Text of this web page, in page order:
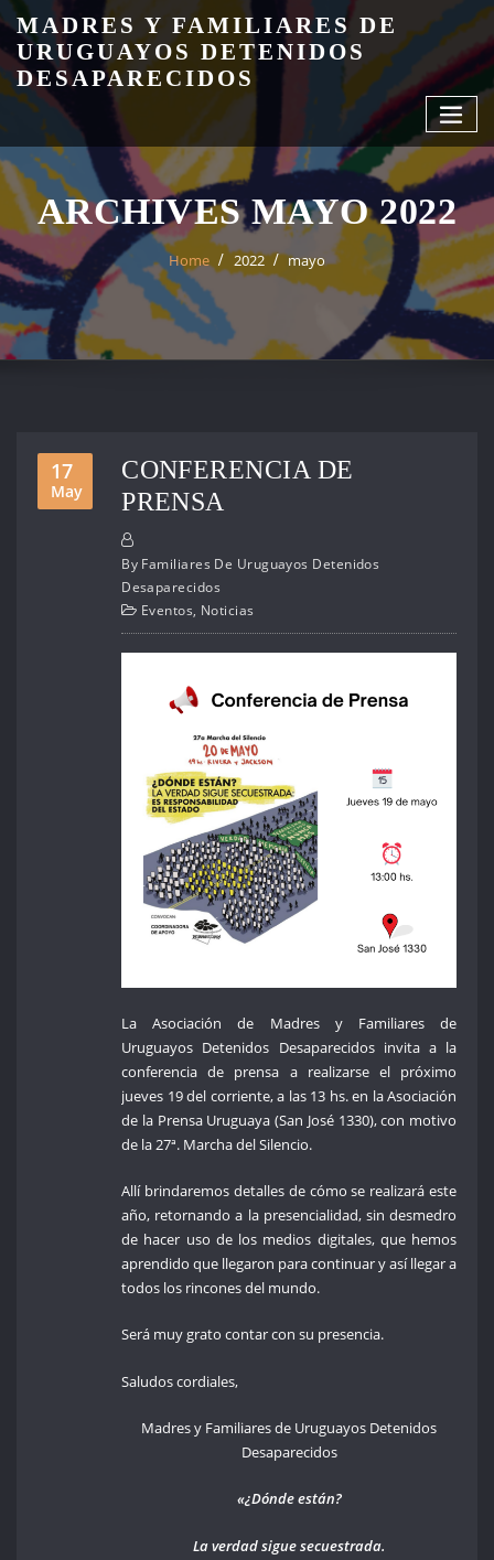
Skip
content
MADRES Y FAMILIARES DE
URUGUAYOS DETENIDOS
DESAPARECIDOS
ARCHIVES MAYO 2022
Home 2022 mayo
17
May
CONFERENCIA DE
PRENSA
By Familiares De Uruguayos Detenidos
Desaparecidos
Eventos, Noticias
La Asociación de Madres y Familiares de
Uruguayos Detenidos Desaparecidos invita a la
conferencia de prensa a realizarse el próximo
jueves 19 del corriente, a las 13 hs. en la Asociación
de la Prensa Uruguaya (San José 1330), con motivo
de la 27ª. Marcha del Silencio.
Allí brindaremos detalles de cómo se realizará este
año, retornando a la presencialidad, sin desmedro
de hacer uso de los medios digitales, que hemos
aprendido que llegaron para continuar y así llegar a
todos los rincones del mundo.
Será muy grato contar con su presencia.
Saludos cordiales,
Madres y Familiares de Uruguayos Detenidos
Desaparecidos
«¿Dónde están?
La verdad sigue secuestrada.